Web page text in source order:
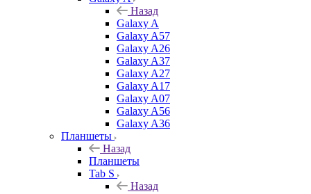
Назад
Galaxy A
Galaxy A57
Galaxy A26
Galaxy A37
Galaxy A27
Galaxy A17
Galaxy A07
Galaxy A56
Galaxy A36
Планшеты
Назад
Планшеты
Tab S
Назад